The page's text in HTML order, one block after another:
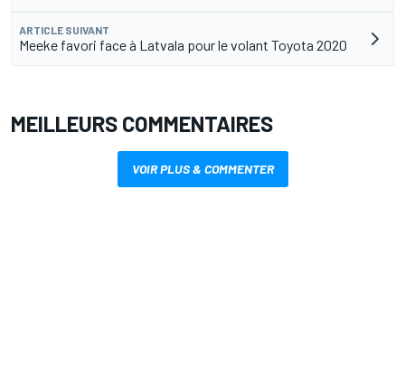
ARTICLE SUIVANT
Meeke favori face à Latvala pour le volant Toyota 2020
MEILLEURS COMMENTAIRES
VOIR PLUS & COMMENTER